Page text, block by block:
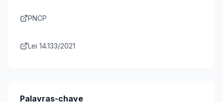
PNCP
Lei 14.133/2021
Palavras-chave